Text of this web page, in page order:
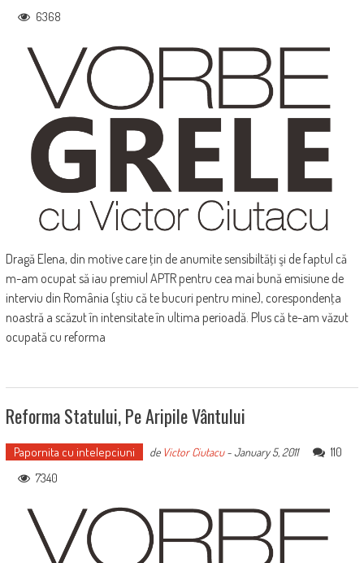
6368
Dragă Elena, din motive care ţin de anumite sensibiltăţi şi de faptul că
m-am ocupat să iau premiul APTR pentru cea mai bună emisiune de
interviu din România (ştiu că te bucuri pentru mine), corespondenţa
noastră a scăzut în intensitate în ultima perioadă. Plus că te-am văzut
ocupată cu reforma
Reforma Statului, Pe Aripile Vântului
Papornita cu intelepciuni de Victor Ciutacu-January 5, 2011
110
7340